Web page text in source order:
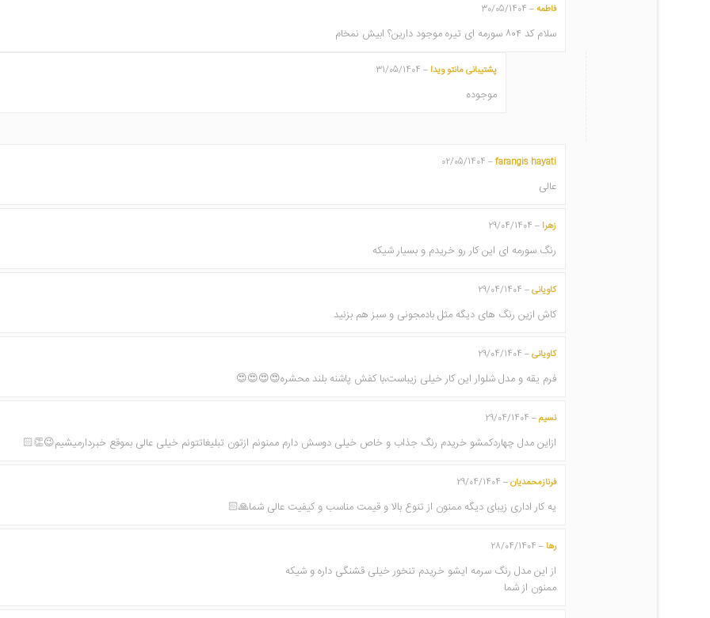
فاطمه–
30/05/1404
سلام کد ۸۰۴ سورمه ای تیره موجود دارین؟ ابیش نمخام
پشتیبانی مانتو ویدا –
31/05/1404
موجوده
farangis hayati
–
02/05/1404
عالی
زهرا –
29/04/1404
رنگ سورمه ای این کار رو خریدم و بسیار شیکه
کاویانی–
29/04/1404
کاش ازین رنگ های دیگه مثل بادمجونی و سبز هم بزنید
کاویانی–
29/04/1404
فرم یقه و مدل شلوار این کار خیلی زیباست،با کفش پاشنه بلند محشره😍😍😍😍
نسیم–
29/04/1404
ازاین مدل چهاردکمشو خریدم رنگ جذاب و خاص خیلی دوسش دارم ممنونم ازتون تبلیغاتتونم خیلی عالی بموقع خبردارمیشیم😉👏🏻
فرنازمحمدیان–
29/04/1404
یه کار اداری زیبای دیگه ممنون از تنوع بالا و قیمت مناسب و کیفیت عالی شما🙏🏻
رها –
28/04/1404
از این مدل رنگ سرمه ایشو خریدم تنخور خیلی قشنگی داره و شیکه
ممنون از شما